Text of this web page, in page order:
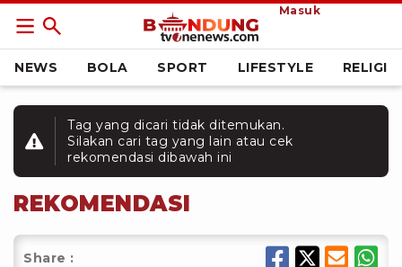
Masuk
NEWS BOLA SPORT LIFESTYLE RELIGI
Tag yang dicari tidak ditemukan.
Silakan cari tag yang lain atau cek
rekomendasi dibawah ini
REKOMENDASI
Share :